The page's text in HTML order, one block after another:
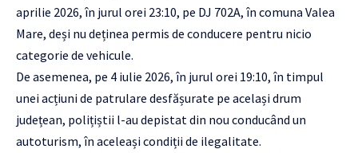
aprilie 2026, în jurul orei 23:10, pe DJ 702A, în comuna Valea
Mare, deși nu deținea permis de conducere pentru nicio
categorie de vehicule.
De asemenea, pe 4 iulie 2026, în jurul orei 19:10, în timpul
unei acțiuni de patrulare desfășurate pe același drum
județean, polițiștii l-au depistat din nou conducând un
autoturism, în aceleași condiții de ilegalitate.